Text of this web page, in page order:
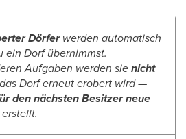
Dörferwerden automatisch
Dorf übernimmst.
Aufgaben werden sienicht
Dorf erneut erobert wird —
den nächsten Besitzer neue
erstellt.